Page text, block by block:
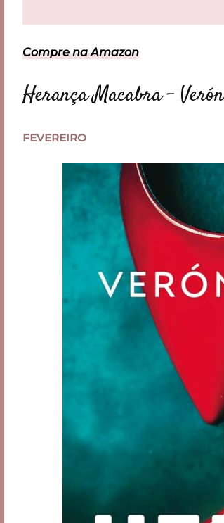
Compre na Amazon
Herança Macabra –
FEVEREIRO